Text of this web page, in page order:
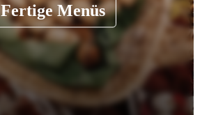
Fertige Menüs